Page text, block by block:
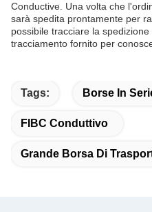
Conductive. Una volta che
sarà spedita prontamente per
possibile tracciare la
tracciamento fornito per
Tags: Borse In
FIBC Conduttivo
Grande Borsa Di